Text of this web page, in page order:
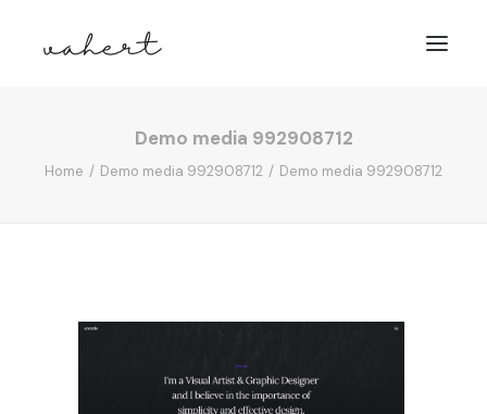
ANIMATSIOON
Demo media 992908712
Home Demo media 992908712 Demo media 992908712